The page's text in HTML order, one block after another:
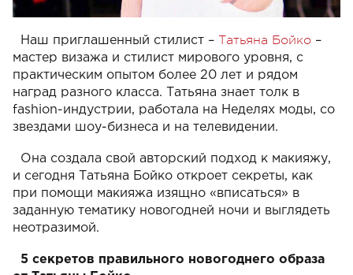
Наш приглашенный стилист – Татьяна Бойко –
мастер визажа и стилист мирового уровня, с
практическим опытом более 20 лет и рядом
наград разного класса. Татьяна знает толк в
fashion-индустрии, работала на Неделях моды, со
звездами шоу-бизнеса и на телевидении.
Она создала свой авторский подход к макияжу,
и сегодня Татьяна Бойко откроет секреты, как
при помощи макияжа изящно «вписаться» в
заданную тематику новогодней ночи и выглядеть
неотразимой.
5 секретов правильного новогоднего образа